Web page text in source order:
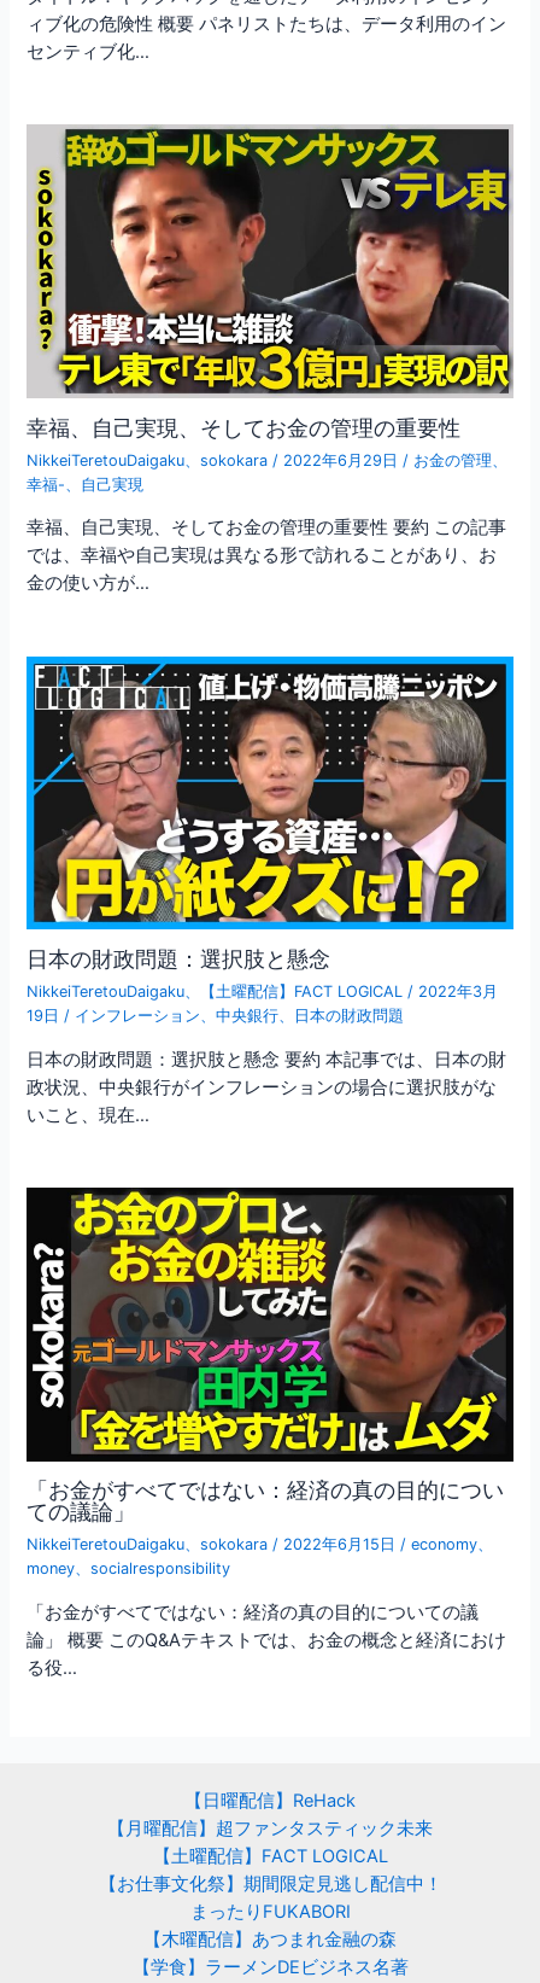
ィブ化の危険性 概要 パネリストたちは、データ利用のイン
センティブ化…
幸福、自己実現、そしてお金の管理の重要性
NikkeiTeretouDaigaku 、sokokara / 2022年6月29日 / お金の管理
幸福-
自己実現
幸福、自己実現、そしてお金の管理の重要性 要約 この記事
では、幸福や自己実現は異なる形で訪れることがあり、お
金の使い方が…
日本の財政問題：選択肢と懸念
NikkeiTeretouDaigaku、 【土曜配信】FACT LOGICAL / 2022年3月
19日 / インフレーション、中央銀行、 日本の財政問題
日本の財政問題：選択肢と懸念 要約 本記事では、日本の財
政状況、中央銀行がインフレーションの場合に選択肢がな
いこと、現在…
「お金がすべてではない：経済の真の目的につい
ての議論」
NikkeiTeretouDaigaku、sokokara / 2022年6月15日 /economy、
money、socialresponsibility
「お金がすべてではない：経済の真の目的についての議
論」 概要 このQ&Aテキストでは、お金の概念と経済におけ
る役…
【日曜配信】ReHack
【月曜配信】超ファンタスティック未来
【土曜配信】FACT LOGICAL
【お仕事文化祭】期間限定見逃し配信中！
まったりFUKABORI
【木曜配信】あつまれ金融の森
【学食】ラーメンDEビジネス名著